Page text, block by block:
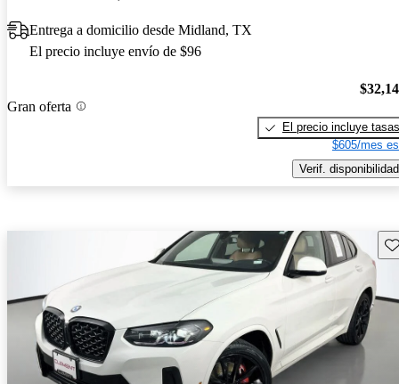
Entrega a domicilio desde Midland, TX
El precio incluye envío de $96
Gran oferta
El precio incluye tasas
$605/mes
Verif. disponibilidad